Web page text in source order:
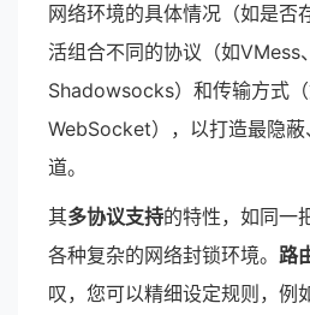
网络环境的具体情况（如是否
活组合不同的协议（如VMess
Shadowsocks）和传输方式（
WebSocket），以打造最隐
道。
其多协议支持的特性，如同一
各种复杂的网络封锁环境。 路
叹，您可以精细设定规则，例